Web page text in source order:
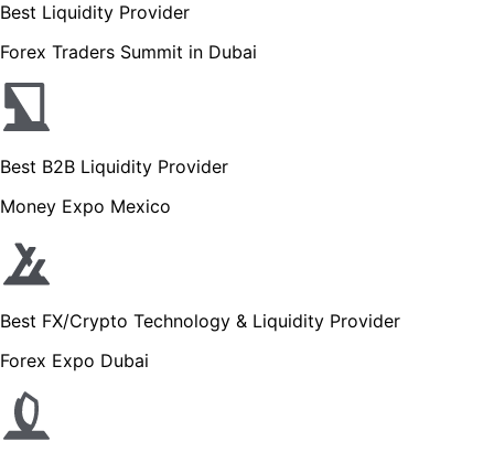
Best Liquidity Provider
Forex Traders Summit in Dubai
Best B2B Liquidity Provider
Money Expo Mexico
Best FX/Crypto Technology & Liquidity Provider
Forex Expo Dubai